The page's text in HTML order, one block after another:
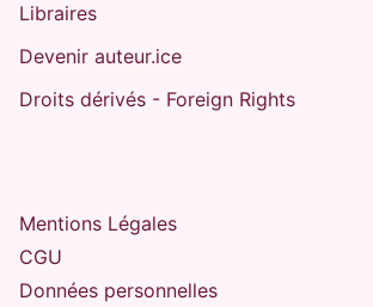
Libraires
Devenir auteur.ice
Droits dérivés - Foreign Rights
Mentions Légales
CGU
Données personnelles